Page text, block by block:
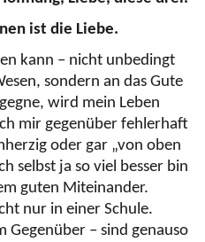
ist die Liebe.
kann – nicht unbedingt
sondern an das Gute
wird mein Leben
mir gegenüber fehlerhaft
oder gar „von oben
selbst ja so viel besser bin
guten Miteinander.
nur in einer Schule.
Gegenüber – sind genauso